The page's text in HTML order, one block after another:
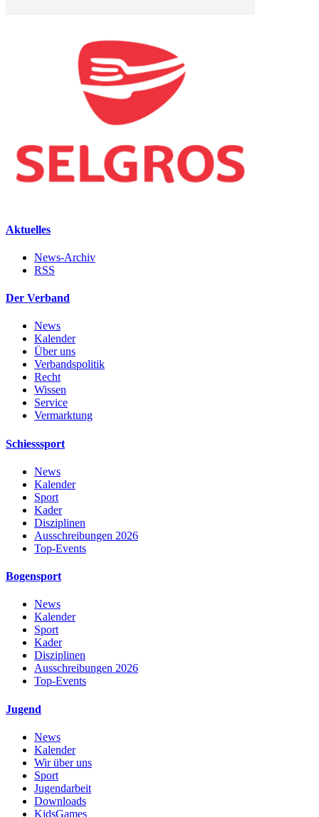
Aktuelles
News-Archiv
RSS
Der Verband
News
Kalender
Über uns
Verbandspolitik
Recht
Wissen
Service
Vermarktung
Schiesssport
News
Kalender
Sport
Kader
Disziplinen
Ausschreibungen 2026
Top-Events
Bogensport
News
Kalender
Sport
Kader
Disziplinen
Ausschreibungen 2026
Top-Events
Jugend
News
Kalender
Wir über uns
Sport
Jugendarbeit
Downloads
KidsGames